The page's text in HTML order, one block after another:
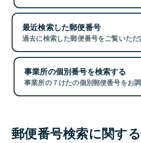
最近検索した郵便番号
過去に検索した郵便番号をご覧いただ
事業所の個別番号を検索する
事業所の７けたの個別郵便番号をお調
郵便番号検索に関す